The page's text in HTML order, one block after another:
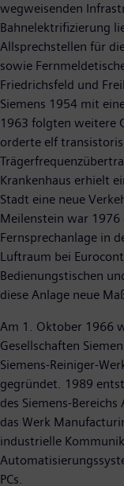
wegweisenden
Bahnelektrifizierung
Allsprechstellen für
sowie
Friedrichsfeld und
Siemens 1954 mit
1963 folgten weitere
orderte elf
Krankenhaus erhielt
Stadt eine neue
Meilenstein war
Fernsprechanlage in
Luftraum bei
Bedienungstischen
diese Anlage neue
Am 1. Oktober 1966
Gesellschaften
Siemens-Reiniger-
gegründet. 1989
des Siemens-
das Werk
industrielle
PCs.